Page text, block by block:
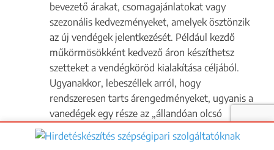
Hogyan tudlak elérni?
h
Teljes neved *
Email címed *
Telefonszámod
ELKÜLDÖM AZ ADATOKAT
bevezető árakat, csomagajánlatokat vagy
szezonális kedvezményeket, amelyek ösztönzik
az új vendégek jelentkezését. Például kezdő
műkörmösökként kedvező áron készíthetsz
szetteket a vendégköröd kialakítása céljából.
Ugyanakkor, lebeszéllek arról, hogy
rendszeresen tarts árengedményeket, ugyanis a
vanedégek egy része az „állandóan olcsó
szolgáltatókat” keresik. Amikor eredeti áron
szeretnéd kínálni a szolgáltatásaidat, ezek az